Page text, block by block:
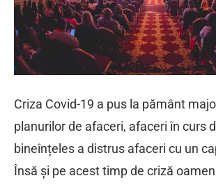
Criza Covid-19 a pus la pământ
planurilor de afaceri, afaceri în curs
bineînțeles a distrus afaceri cu un
Însă și pe acest timp de criză